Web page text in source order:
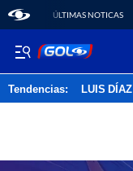
ÚLTIMAS NOTICAS
Tendencias: LUIS DÍAZ